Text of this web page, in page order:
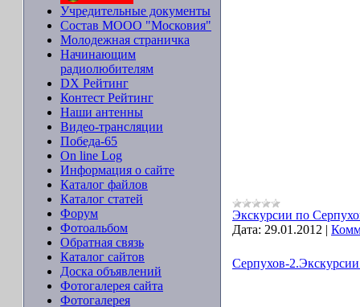
Учредительные документы
Состав МООО "Московия"
Молодежная страничка
Начинающим
радиолюбителям
DX Рейтинг
Контест Рейтинг
Наши антенны
Видео-трансляции
Победа-65
On line Log
Информация о сайте
Каталог файлов
Каталог статей
Форум
Фотоальбом
Обратная связь
Каталог сайтов
Доска объявлений
Фотогалерея сайта
Фотогалерея
Экскурсии по
Дата: 29.01.2012 |
Серпухов-